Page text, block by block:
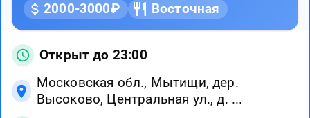
2000-3000₽ Восточная
Открыт до 23:00
Московская обл., Мытищи, дер.
Высоково, Центральная ул., д. ...